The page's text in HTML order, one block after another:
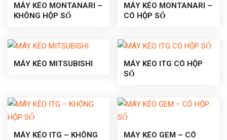
MÁY KÉO MONTANARI –
KHÔNG HỘP SỐ
MÁY KÉO MONTANARI –
CÓ HỘP SỐ
MÁY KÉO MITSUBISHI
MÁY KÉO ITG CÓ HỘP
SỐ
MÁY KÉO ITG – KHÔNG
MÁY KÉO GEM – CÓ